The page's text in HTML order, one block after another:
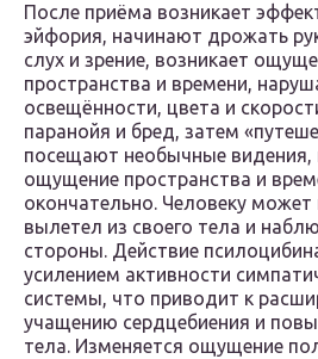
После приёма возникает
эйфория, начинают дрожать
слух и зрение, возникает
пространства и времени,
освещённости, цвета и
паранойя и бред, затем
посещают необычные видения,
ощущение пространства и
окончательно. Человеку может
вылетел из своего тела и
стороны. Действие
усилением активности
системы, что приводит к
учащению сердцебиения и
тела. Изменяется ощущение